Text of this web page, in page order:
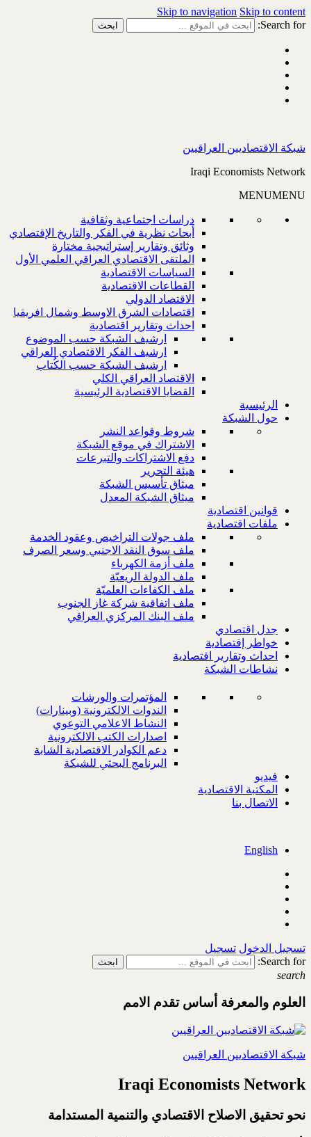
Skip to navigation Skip to content
Search for:
شبكة الاقتصاديين العراقيين
Iraqi Economists Network
MENUMENU
دراسات اجتماعية وثقافية
أبحاث نظرية في الفكر والتاريخ الإقتصادي
وثائق وتقارير إستراتيجية مختارة
الملتقى الاقتصادي العراقي العلمي الأول
السياسات الاقتصادية
القطاعات الاقتصادية
الاقتصاد الدولي
اقتصادات الشرق الاوسط وشمال افريقيا
احداث وتقارير اقتصادية
ارشيف الشبكة حسب الموضوع
ارشيف الفكر الاقتصادي العراقي
ارشيف الشبكة حسب الكُتاب
الاقتصاد العراقي الكلي
القضايا الاقتصادية الرئيسية
الرئيسية
حول الشبكة
شروط وقواعد النشر
الاشتراك في موقع الشبكة
دفع الاشتراكات والتبرعات
هيئة التحرير
ميثاق تأسيس الشبكة
ميثاق الشبكة المعدل
قوانين اقتصادية
ملفات اقتصادية
ملف جولات التراخيص وعقود الخدمة
ملف سوق النقد الاجنبي وسعر الصرف
ملف أزمة الكهرباء
ملف الدولة الريعيّة
ملف الكفاءات العلميّة
ملف اتفاقية شركة غاز الجنوب
ملف البنك المركزي العراقي
جدل اقتصادي
خواطر إقتصادية
احداث وتقارير اقتصادية
نشاطات الشبكة
المؤتمرات والورشات
الندوات الالكترونية (وبينارات)
النشاط الاعلامي التوعوي
اصدارات الكتب الالكترونية
دعم الكوادر الاقتصادية الشابة
البرنامج البحثي للشبكة
فيديو
المكتبة الاقتصادية
الاتصال بنا
English
تسجيل الدخول تسجيل
Search for:
search
العلوم والمعرفة أساس تقدم الامم
شبكة الاقتصاديين العراقيين
Iraqi Economists Network
نحو تحقيق الاصلاح الاقتصادي والتنمية المستدامة